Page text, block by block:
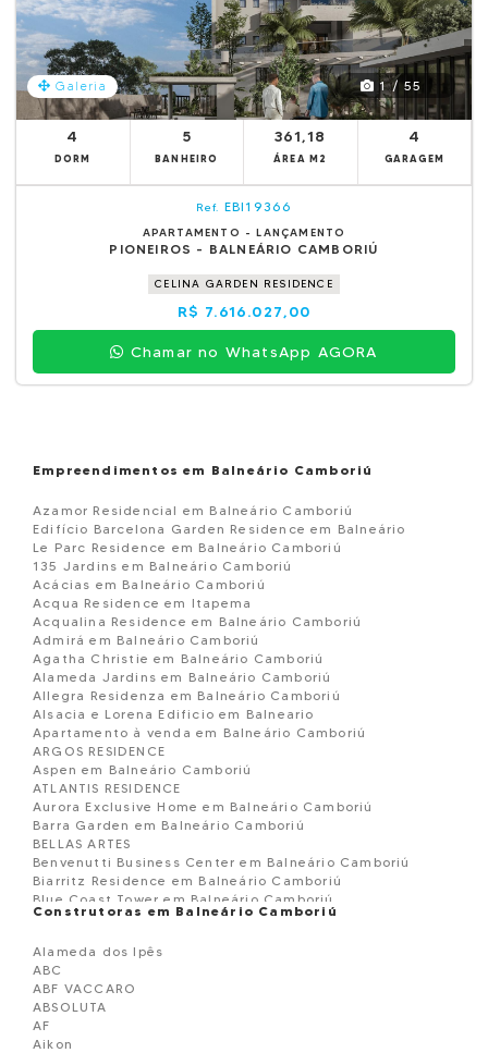
Galeria 1 / 55
4
DORM
5
BANHEIRO
361,18
ÁREA M2
4
GARAGEM
Ref. EBI19366
APARTAMENTO - LANÇAMENTO
PIONEIROS - BALNEÁRIO CAMBORIÚ
CELINA GARDEN RESIDENCE
R$ 7.616.027,00
Chamar no WhatsApp AGORA
Empreendimentos em Balneário Camboriú
Azamor Residencial em Balneário Camboriú
Edifício Barcelona Garden Residence em Balneário
Le Parc Residence em Balneário Camboriú
135 Jardins em Balneário Camboriú
Acácias em Balneário Camboriú
Acqua Residence em Itapema
Acqualina Residence em Balneário Camboriú
Admirá em Balneário Camboriú
Agatha Christie em Balneário Camboriú
Alameda Jardins em Balneário Camboriú
Allegra Residenza em Balneário Camboriú
Alsacia e Lorena Edificio em Balneario
Apartamento à venda em Balneário Camboriú
ARGOS RESIDENCE
Aspen em Balneário Camboriú
ATLANTIS RESIDENCE
Aurora Exclusive Home em Balneário Camboriú
Barra Garden em Balneário Camboriú
BELLAS ARTES
Benvenutti Business Center em Balneário Camboriú
Biarritz Residence em Balneário Camboriú
Blue Coast Tower em Balneário Camboriú
Blue Ocean Residence em Balneário Camborií
BOSQUE BELCANTO
BOURBON DE FRANCE
BRAVA GOLD
Brisas do Mar Edificio
CADORE
CALLA D VOLPI RESIDENCE EM BALNEARIO CAMBORIU
Construtoras em Balneário Camboriú
Alameda dos Ipês
ABC
ABF VACCARO
ABSOLUTA
AF
Aikon